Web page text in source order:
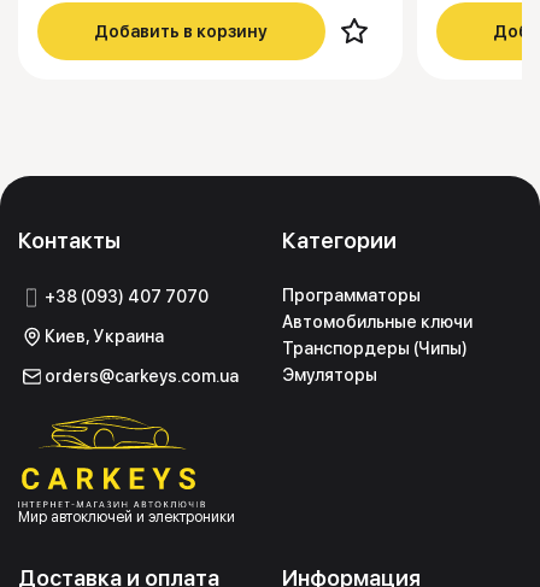
Добавить в корзину
Контакты
+38 (093) 407 7070
Киев, Украина
orders@carkeys.com.ua
Мир автоключей и электроники
Категории
Программаторы
Автомобильные ключи
Транспордеры (Чипы)
Эмуляторы
Информация
Доставка и оплата